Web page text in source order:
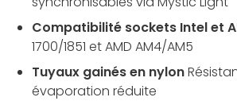
Compatibilité sockets Intel et
1700/1851 et AMD AM4/AM5
Tuyaux gainés en nylon
évaporation réduite